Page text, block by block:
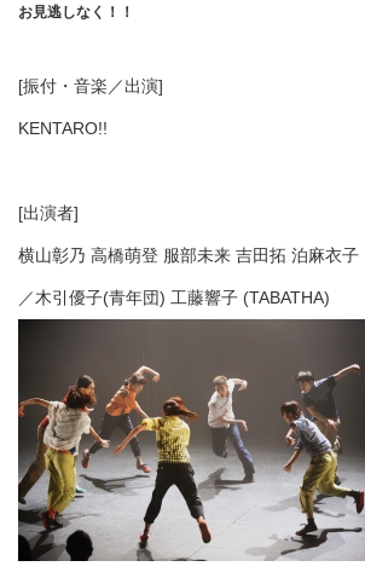
お見逃しなく！！
[振付・音楽／出演]
KENTARO!!
[出演者]
横山彰乃 高橋萌登 服部未来 吉田拓 泊麻衣子
／木引優子(青年団) 工藤響子 (TABATHA)